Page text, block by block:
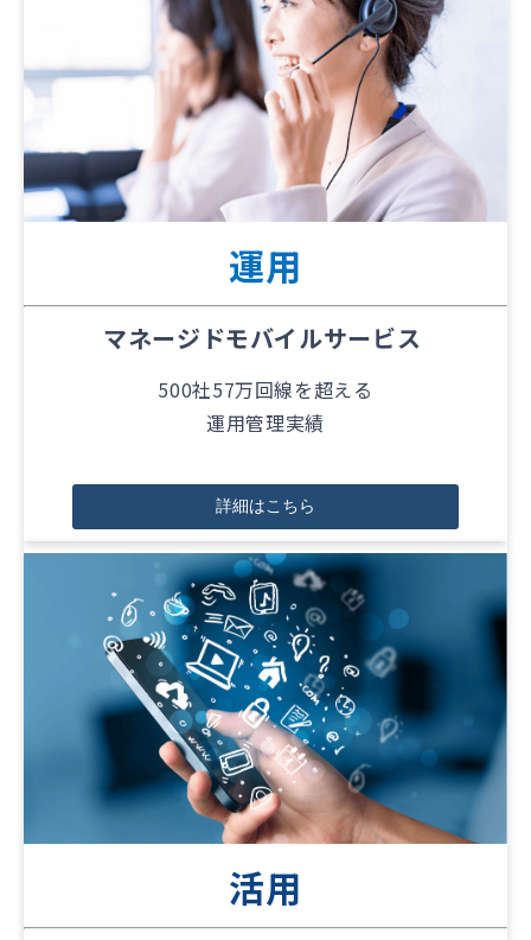
運用
マネージドモバイルサービス
500社57万回線を超える
運用管理実績
詳細はこちら
活用